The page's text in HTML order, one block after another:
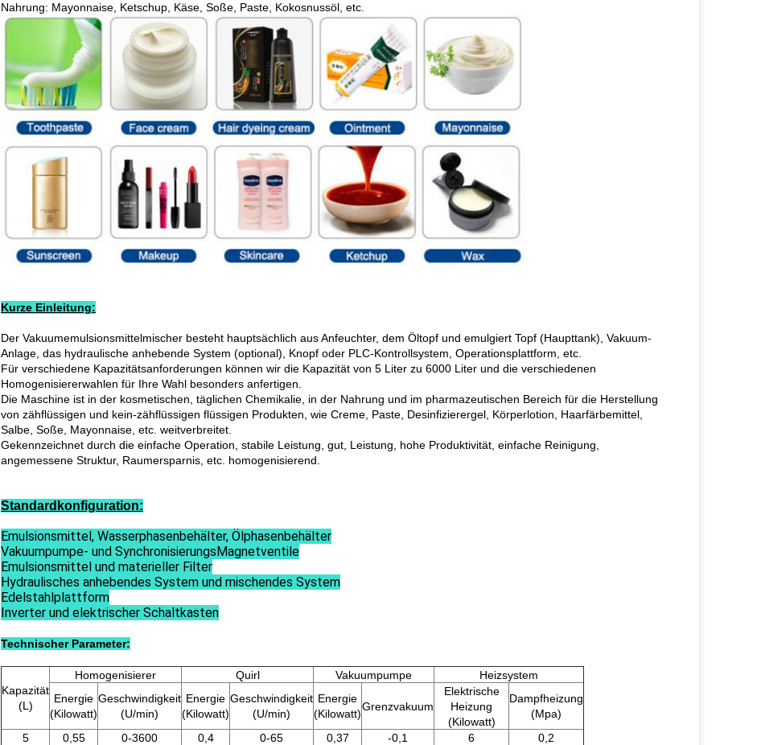
Nahrung: Mayonnaise, Ketschup, Käse, Soße, Paste, Kokosnussöl, etc.
Kurze Einleitung:
Der Vakuumemulsionsmittelmischer besteht hauptsächlich aus Anfeuchter, dem Öltopf und emulgiert Topf (Haupttank), Vakuum-
Anlage, das hydraulische anhebende System (optional), Knopf oder PLC-Kontrollsystem, Operationsplattform, etc.
Für verschiedene Kapazitätsanforderungen können wir die Kapazität von 5 Liter zu 6000 Liter und die verschiedenen
Homogenisiererwahlen für Ihre Wahl besonders anfertigen.
Die Maschine ist in der kosmetischen, täglichen Chemikalie, in der Nahrung und im pharmazeutischen Bereich für die Herstellung
von zähflüssigen und kein-zähflüssigen flüssigen Produkten, wie Creme, Paste, Desinfizierergel, Körperlotion, Haarfärbemittel,
Salbe, Soße, Mayonnaise, etc. weitverbreitet.
Gekennzeichnet durch die einfache Operation, stabile Leistung, gut, Leistung, hohe Produktivität, einfache Reinigung,
angemessene Struktur, Raumersparnis, etc. homogenisierend.
Standardkonfiguration:
Emulsionsmittel, Wasserphasenbehälter, Ölphasenbehälter
Vakuumpumpe- und SynchronisierungsMagnetventile
Emulsionsmittel und materieller Filter
Hydraulisches anhebendes System und mischendes System
Edelstahlplattform
Inverter und elektrischer Schaltkasten
Technischer Parameter:
Kapazität
(L)
Homogenisierer Quirl Vakuumpumpe
Heizsystem
Energie
(Kilowatt)
Geschwindigkeit
(U/min)
Energie
(Kilowatt)
Geschwindigkeit
(U/min)
Energie
(Kilowatt)
Grenzvakuum
Elektrische
Heizung
(Kilowatt)
Dampfheizung
(Mpa)
5
0,55 0-3600 0,4 0-65 0,37 -0,1 6
0,2